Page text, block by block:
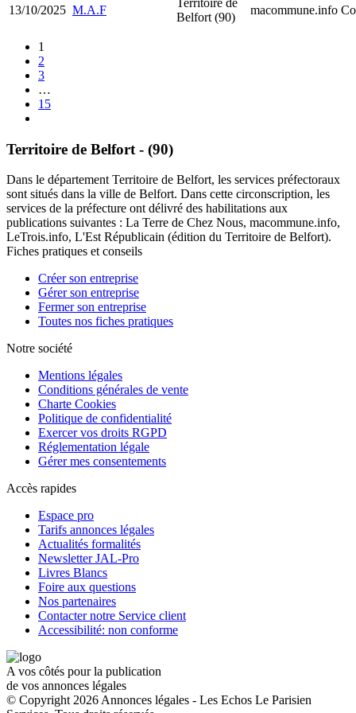
13/10/2025 M.A.F
Territoire de
Belfort (90)
macommune.info
1
2
3
…
15
Territoire de Belfort - (90)
Dans le département Territoire de Belfort, les services préfectoraux
sont situés dans la ville de Belfort. Dans cette circonscription, les
services de la préfecture ont délivré des habilitations aux
publications suivantes : La Terre de Chez Nous, macommune.info,
LeTrois.info, L'Est Républicain (édition du Territoire de Belfort).
Fiches pratiques et conseils
Créer son entreprise
Gérer son entreprise
Fermer son entreprise
Toutes nos fiches pratiques
Notre société
Mentions légales
Conditions générales de vente
Charte Cookies
Politique de confidentialité
Exercer vos droits RGPD
Réglementation légale
Gérer mes consentements
Accès rapides
Espace pro
Tarifs annonces légales
Actualités formalités
Newsletter JAL-Pro
Livres Blancs
Foire aux questions
Nos partenaires
Contacter notre Service client
Accessibilité: non conforme
A vos côtés pour la publication
de vos annonces légales
© Copyright 2026 Annonces légales - Les Echos Le Parisien